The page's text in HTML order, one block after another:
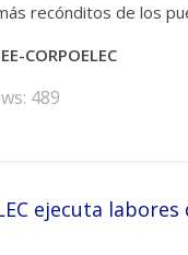
recónditos de los
CORPOELEC
489
ejecuta